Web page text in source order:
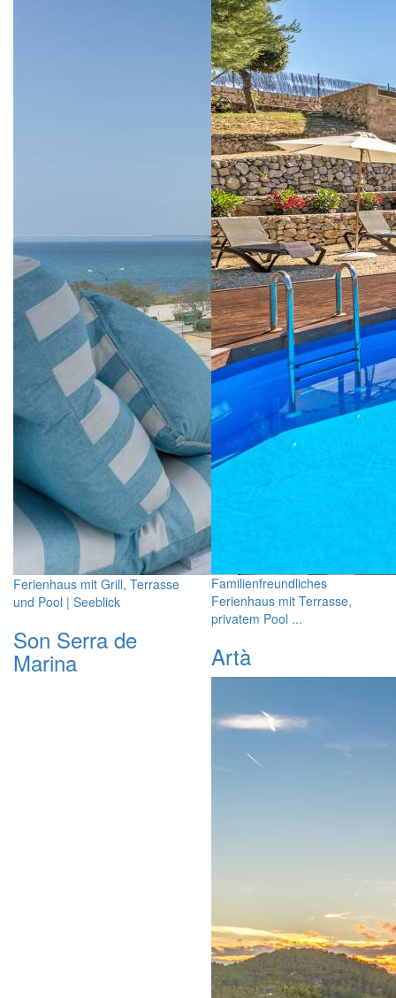
Ferienhaus mit Grill, Terrasse
und Pool | Seeblick
Son Serra de
Marina
Familienfreundliches
Ferienhaus mit Terrasse,
privatem Pool ...
Artà